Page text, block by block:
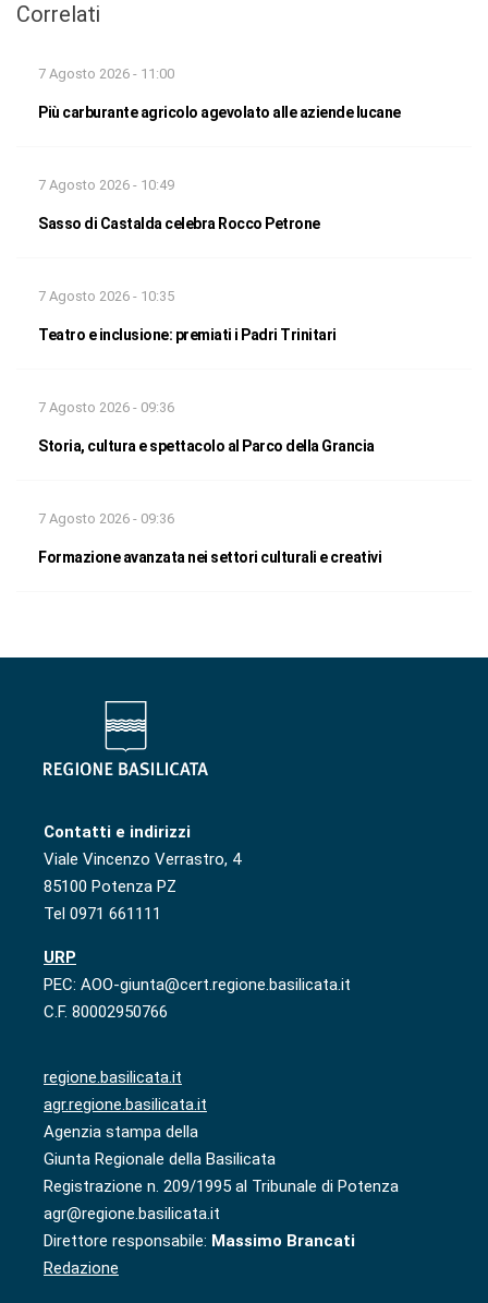
Correlati
7 Agosto 2026 - 11:00
Più carburante agricolo agevolato alle aziende lucane
7 Agosto 2026 - 10:49
Sasso di Castalda celebra Rocco Petrone
7 Agosto 2026 - 10:35
Teatro e inclusione: premiati i Padri Trinitari
7 Agosto 2026 - 09:36
Storia, cultura e spettacolo al Parco della Grancia
7 Agosto 2026 - 09:36
Formazione avanzata nei settori culturali e creativi
Contatti e indirizzi
Viale Vincenzo Verrastro, 4
85100 Potenza PZ
Tel 0971 661111
URP
PEC: AOO-giunta@cert.regione.basilicata.it
C.F. 80002950766
regione.basilicata.it
agr.regione.basilicata.it
Agenzia stampa della
Giunta Regionale della Basilicata
Registrazione n. 209/1995 al Tribunale di Potenza
agr@regione.basilicata.it
Direttore responsabile: Massimo Brancati
Redazione